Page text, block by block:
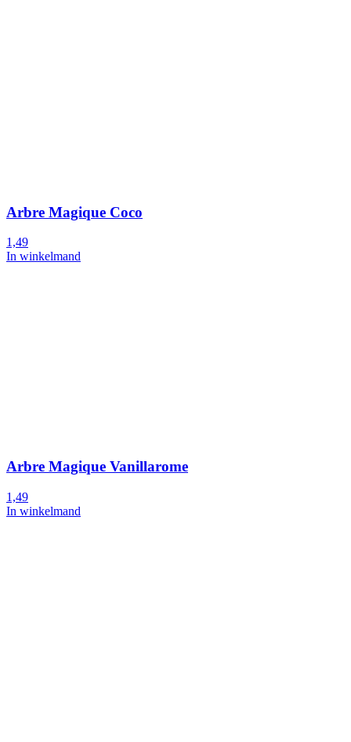
Arbre Magique Coco
1,49
In winkelmand
Arbre Magique Vanillarome
1,49
In winkelmand